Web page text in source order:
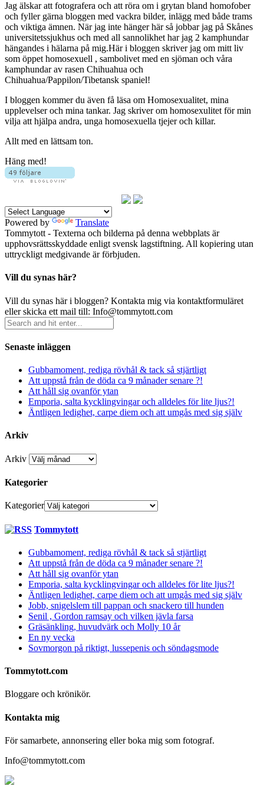
Jag älskar att fotografera och att röra om i grytan bland homofober
och fyller gärna bloggen med vackra bilder, inlägg med både trams
och viktiga ämnen. När jag inte hänger här så jobbar jag på Skånes
universitetssjukhus och med all sannolikhet har jag 2 kamphundar
hängandes i hälarna på mig.Här i bloggen skriver jag om mitt liv
som öppet homosexuell , sambolivet med en sjöman och våra
kamphundar av rasen Chihuahua och
Chihuahua/Pappilon/Tibetansk spaniel!
I bloggen kommer du även få läsa om Homosexualitet, mina
upplevelser och mina tankar. Jag skriver om homosexulitet för min
vilja att hjälpa andra, unga homosexuella tjejer och killar.
Allt med en lättsam ton.
Häng med!
Powered by
Translate
Tommytott - Texterna och bilderna på denna webbplats är
upphovsrättsskyddade enligt svensk lagstiftning. All kopiering utan
uttryckligt medgivande är förbjuden.
Vill du synas här?
Vill du synas här i bloggen? Kontakta mig via kontaktformuläret
eller skicka ett mail till: Info@tommytott.com
Senaste inläggen
Gubbamoment, rediga rövhål & tack så stjärtligt
Att uppstå från de döda ca 9 månader senare ?!
Att håll sig ovanför ytan
Emporia, salta kycklingvingar och alldeles för lite ljus?!
Äntligen ledighet, carpe diem och att umgås med sig själv
Arkiv
Arkiv
Kategorier
Kategorier
Tommytott
Gubbamoment, rediga rövhål & tack så stjärtligt
Att uppstå från de döda ca 9 månader senare ?!
Att håll sig ovanför ytan
Emporia, salta kycklingvingar och alldeles för lite ljus?!
Äntligen ledighet, carpe diem och att umgås med sig själv
Jobb, snigelslem till pappan och snackero till hunden
Senil , Gordon ramsay och vilken jävla farsa
Gräsänkling, huvudvärk och Molly 10 år
En ny vecka
Sovmorgon på riktigt, lussepenis och söndagsmode
Tommytott.com
Bloggare och krönikör.
Kontakta mig
För samarbete, annonsering eller boka mig som fotograf.
Info@tommytott.com